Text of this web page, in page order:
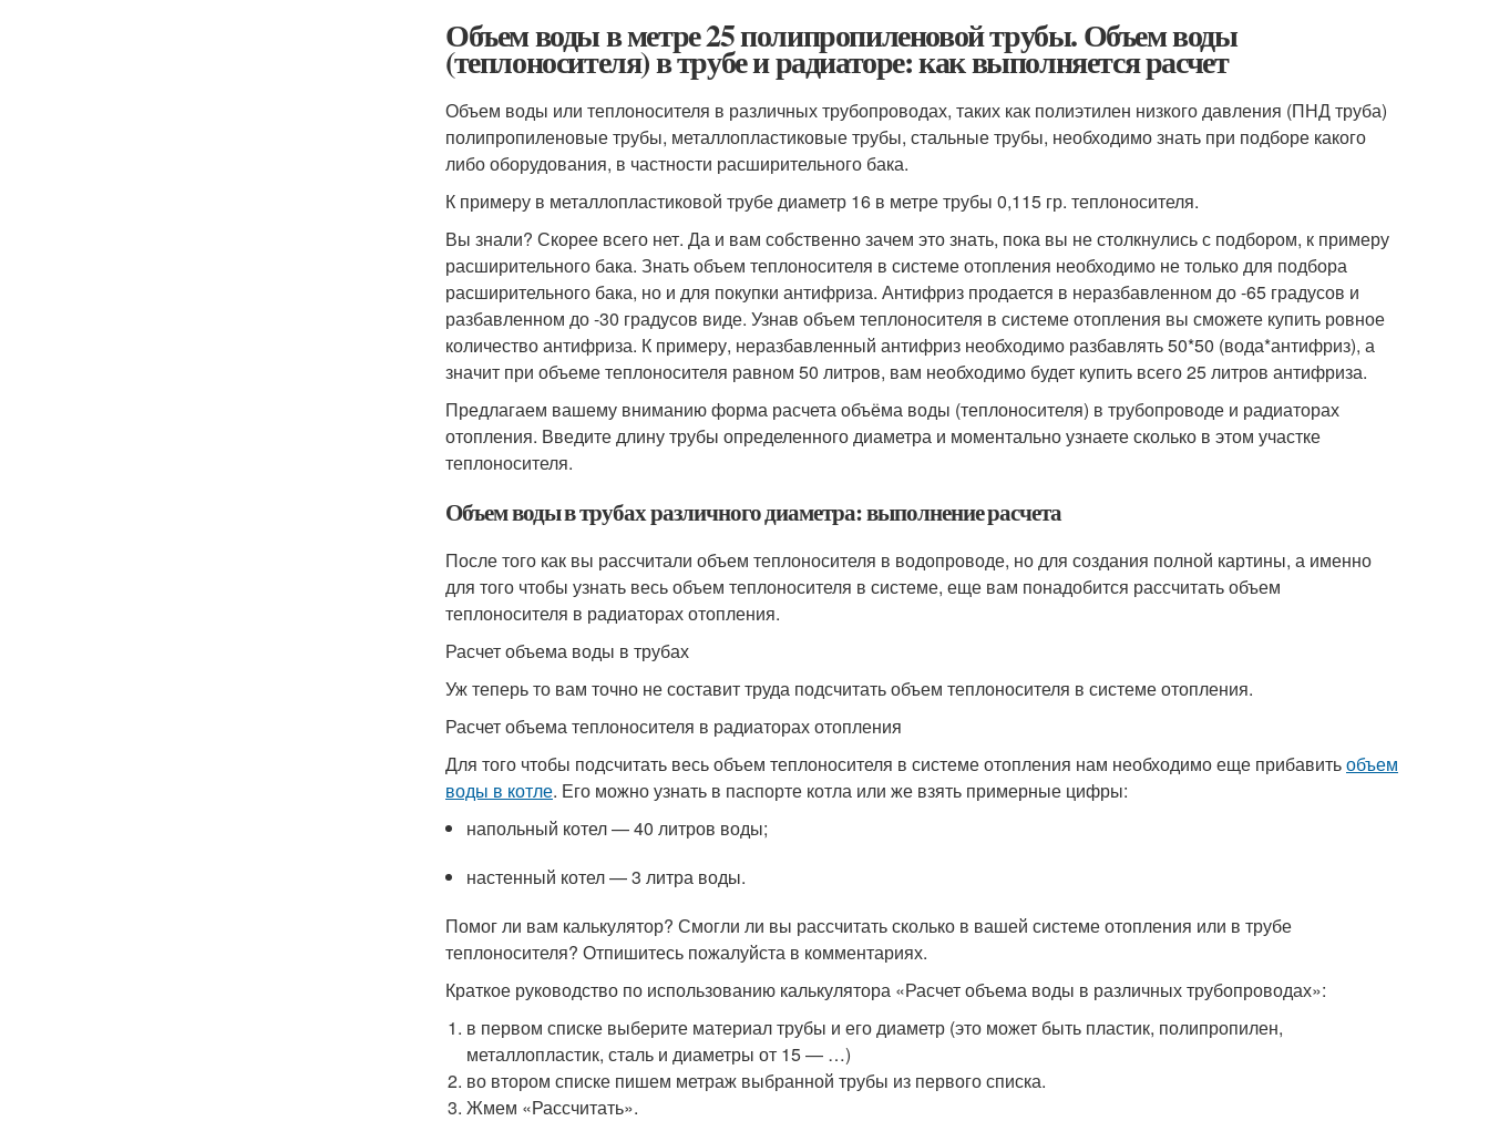
Объем воды в метре 25 полипропиленовой трубы. Объем воды
(теплоносителя) в трубе и радиаторе: как выполняется расчет
Объем воды или теплоносителя в различных трубопроводах, таких как полиэтилен низкого давления (ПНД труба)
полипропиленовые трубы, металлопластиковые трубы, стальные трубы, необходимо знать при подборе какого
либо оборудования, в частности расширительного бака.
К примеру в металлопластиковой трубе диаметр 16 в метре трубы 0,115 гр. теплоносителя.
Вы знали? Скорее всего нет. Да и вам собственно зачем это знать, пока вы не столкнулись с подбором, к примеру
расширительного бака. Знать объем теплоносителя в системе отопления необходимо не только для подбора
расширительного бака, но и для покупки антифриза. Антифриз продается в неразбавленном до -65 градусов и
разбавленном до -30 градусов виде. Узнав объем теплоносителя в системе отопления вы сможете купить ровное
количество антифриза. К примеру, неразбавленный антифриз необходимо разбавлять 50*50 (вода*антифриз), а
значит при объеме теплоносителя равном 50 литров, вам необходимо будет купить всего 25 литров антифриза.
Предлагаем вашему вниманию форма расчета объёма воды (теплоносителя) в трубопроводе и радиаторах
отопления. Введите длину трубы определенного диаметра и моментально узнаете сколько в этом участке
теплоносителя.
Объем воды в трубах различного диаметра: выполнение расчета
После того как вы рассчитали объем теплоносителя в водопроводе, но для создания полной картины, а именно
для того чтобы узнать весь объем теплоносителя в системе, еще вам понадобится рассчитать объем
теплоносителя в радиаторах отопления.
Расчет объема воды в трубах
Уж теперь то вам точно не составит труда подсчитать объем теплоносителя в системе отопления.
Расчет объема теплоносителя в радиаторах отопления
Для того чтобы подсчитать весь объем теплоносителя в системе отопления нам необходимо еще прибавитьобъем
воды в котле. Его можно узнать в паспорте котла или же взять примерные цифры:
напольный котел — 40 литров воды;
настенный котел — 3 литра воды.
Помог ли вам калькулятор? Смогли ли вы рассчитать сколько в вашей системе отопления или в трубе
теплоносителя? Отпишитесь пожалуйста в комментариях.
Краткое руководство по использованию калькулятора «Расчет объема воды в различных трубопроводах»:
в первом списке выберите материал трубы и его диаметр (это может быть пластик, полипропилен,
металлопластик, сталь и диаметры от 15 — …)
во втором списке пишем метраж выбранной трубы из первого списка.
Жмем «Рассчитать».